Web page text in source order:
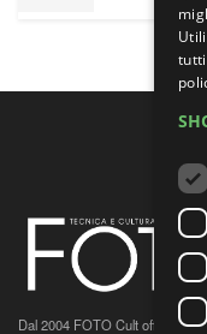
Dal 2004 FOTO Cult offre